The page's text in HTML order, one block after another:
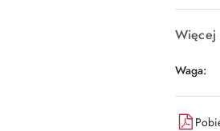
Więcej
Waga: